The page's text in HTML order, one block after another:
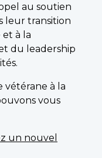
au soutien
leur transition
à la
du leadership
vétérane à la
vous
un nouvel